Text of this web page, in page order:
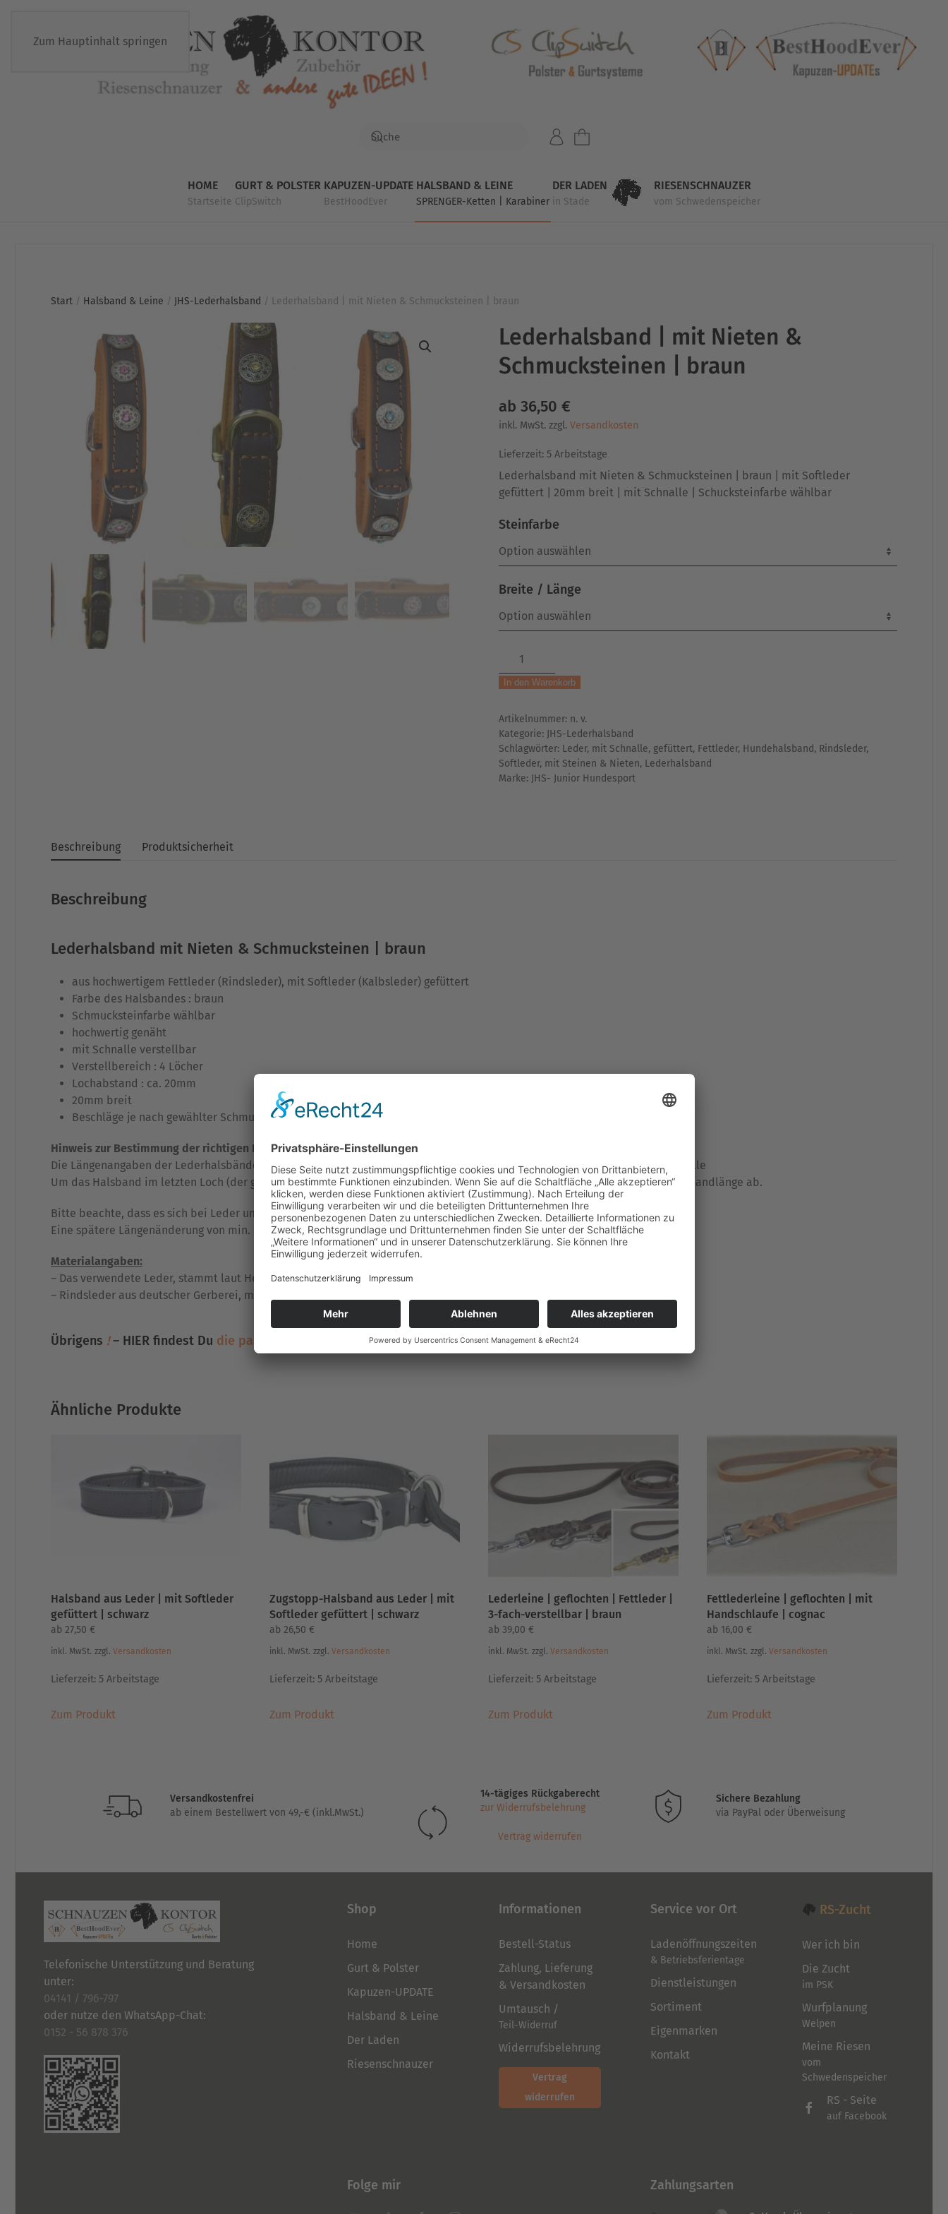
Zum Hauptinhalt springen
HOME
Startseite
GURT & POLSTER
ClipSwitch
KAPUZEN-UPDATE
BestHoodEver
HALSBAND & LEINE
SPRENGER-Ketten | Karabiner
DER LADEN
in Stade
RIESENSCHNAUZER
vom Schwedenspeicher
Start / Halsband & Leine / JHS-Lederhalsband / Lederhalsband | mit Nieten & Schmucksteinen | braun
Lederhalsband | mit Nieten &
Schmucksteinen | braun
ab 36,50 €
inkl. MwSt. zzgl. Versandkosten
Lieferzeit: 5 Arbeitstage
Lederhalsband mit Nieten & Schmucksteinen | braun | mit Softleder
gefüttert | 20mm breit | mit Schnalle | Schucksteinfarbe wählbar
Steinfarbe
Breite / Länge
Lederhalsband
mit
&
Schmucksteinen
|
braun
In den Warenkorb
Artikelnummer: n. v.
Kategorie: JHS-Lederhalsband
Schlagwörter: Leder, mit Schnalle, gefüttert, Fettleder, Hundehalsband, Rindsleder,
Softleder, mit Steinen & Nieten, Lederhalsband
Marke: JHS- Junior Hundesport
Beschreibung Produktsicherheit
Beschreibung
Lederhalsband mit Nieten & Schmucksteinen | braun
aus hochwertigem Fettleder (Rindsleder), mit Softleder (Kalbsleder) gefüttert
Farbe des Halsbandes : braun
Schmucksteinfarbe wählbar
hochwertig genäht
mit Schnalle verstellbar
Verstellbereich : 4 Löcher
Lochabstand : ca. 20mm
20mm breit
Beschläge je nach gewählter Schmuckteinfarbe aus verchromtem Stahl oder Messing
Hinweis zur Bestimmung der richtigen Halsbandlänge :
Die Längenangaben der Lederhalsbänder mit Schnalle beziehen sich immer auf die Gesamtlänge des Halsbandes inkl. Schnalle
Um das Halsband im letzten Loch (der größtmöglichen Einstellung) schließen zu können, ziehe bitte5cmder gewählten Halsbandlänge ab.
Bitte beachte, dass es sich bei Leder um ein Naturprodukt handelt, welches unter stetiger Zuglast etwas nachgibt.
Eine spätere Längenänderung von min. +2cm ist den Materialeigenschaften geschuldet.
Materialangaben:
– Das verwendete Leder, stammt laut Hersteller ausschließlich von Rindern, die zur Fleischgewinnung geschlachtet wurden.
– Rindsleder aus deutscher Gerberei, mit pflanzlichen Gerbstoffen ausgegerbt (mit Vegetabil Gerbstoff)
Übrigens !– HIER findest Du die passende Lederleine zu Deinem Halsband!
Ähnliche Produkte
Halsband aus Leder | mit Softleder
gefüttert | schwarz
ab 27,50 €
inkl. MwSt. zzgl. Versandkosten
Lieferzeit: 5 Arbeitstage
Zum ProduktProdukt
Die
Optionen
gewählt
werden
Zugstopp-Halsband aus Leder | mit
Softleder gefüttert | schwarz
ab 26,50 €
inkl. MwSt. zzgl. Versandkosten
Lieferzeit: 5 Arbeitstage
Zum ProduktProdukt
Optionen
gewählt
werden
Lederleine | geflochten | Fettleder |
3-fach-verstellbar | braun
ab 39,00 €
inkl. MwSt. zzgl. Versandkosten
Lieferzeit: 5 Arbeitstage
Zum ProduktProdukt
Die
können
Fettlederleine | geflochten | mit
Handschlaufe | cognac
ab 16,00 €
inkl. MwSt. zzgl. Versandkosten
Lieferzeit: 5 Arbeitstage
Zum ProduktProdukt
Die
Optionen
gewählt
werden
Versandkostenfrei
ab einem Bestellwert von 49,-€ (inkl.MwSt.)
14-tägiges Rückgaberecht
zur Widerrufsbelehrung
Vertrag widerrufen
Sichere Bezahlung
via PayPal oder Überweisung
Telefonische Unterstützung und Beratung
unter:
04141 / 796-797
oder nutze den WhatsApp-Chat:
0152 - 56 878 376
Shop
Home
Gurt & Polster
Kapuzen-UPDATE
Halsband & Leine
Der Laden
Riesenschnauzer
Informationen
Bestell-Status
Zahlung, Lieferung
& Versandkosten
Umtausch /
Teil-Widerruf
Widerrufsbelehrung
Vertrag
widerrufen
Service vor Ort
Ladenöffnungszeiten
& Betriebsferientage
Dienstleistungen
Sortiment
Eigenmarken
Kontakt
RS-Zucht
Wer ich bin
Die Zucht
im PSK
Wurfplanung
Welpen
Meine Riesen
vom
Schwedenspeicher
RS - Seite
auf Facebook
Folge mir Zahlungsarten